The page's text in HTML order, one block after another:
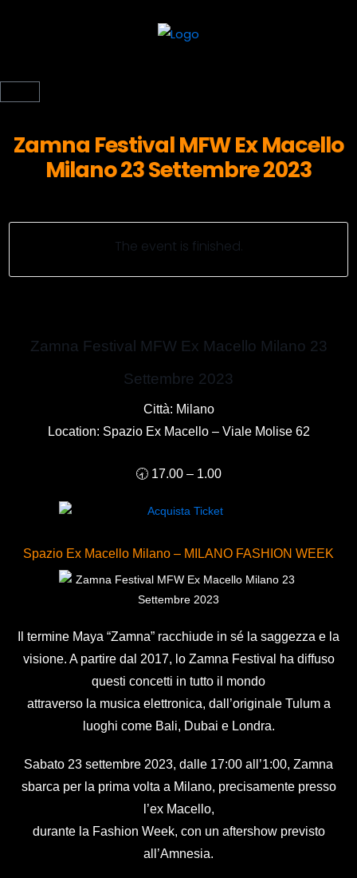
Zamna Festival MFW Ex Macello
Milano 23 Settembre 2023
The event is finished.
Zamna Festival MFW Ex Macello Milano 23
Settembre 2023
Città: Milano
Location: Spazio Ex Macello – Viale Molise 62
🕣 17.00 – 1.00
Spazio Ex Macello Milano – MILANO FASHION WEEK
Il termine Maya “Zamna” racchiude in sé la saggezza e la
visione. A partire dal 2017, lo Zamna Festival ha diffuso
questi concetti in tutto il mondo
attraverso la musica elettronica, dall’originale Tulum a
luoghi come Bali, Dubai e Londra.
Sabato 23 settembre 2023, dalle 17:00 all’1:00, Zamna
sbarca per la prima volta a Milano, precisamente presso
l’ex Macello,
durante la Fashion Week, con un aftershow previsto
all’Amnesia.